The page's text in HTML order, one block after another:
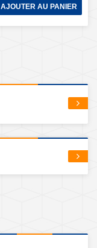
AJOUTER AU PANIER